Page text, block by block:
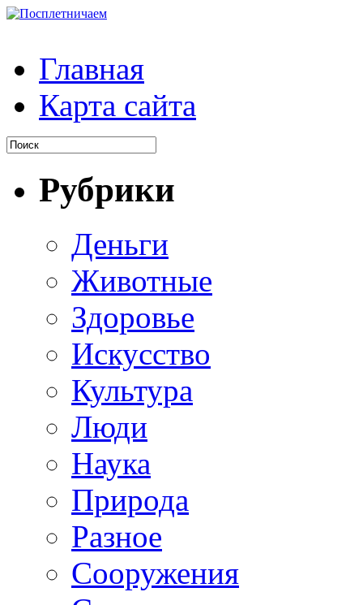
Главная
Карта сайта
Рубрики
Деньги
Животные
Здоровье
Искусство
Культура
Люди
Наука
Природа
Разное
Сооружения